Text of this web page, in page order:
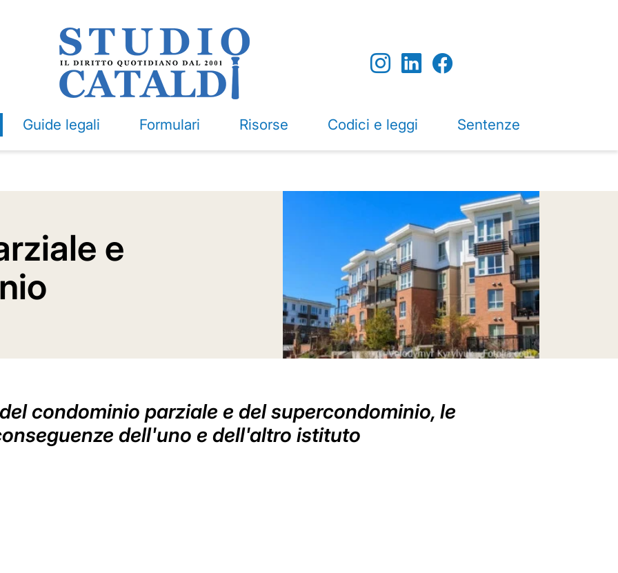
Guide legali Formulari Risorse Codici e leggi Sentenze
e
condominio parziale e del supercondominio, le
dell'uno e dell'altro istituto